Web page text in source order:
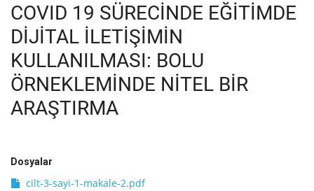
Anasayfa
Hakkımızda
Yayımcı/Dergi Kurulları
Indeksler
COVID 19 SÜRECİNDE EĞİTİMDE
DİJİTAL İLETİŞİMİN
KULLANILMASI: BOLU
ÖRNEKLEMİNDE NİTEL BİR
ARAŞTIRMA
Dosyalar
cilt-3-sayi-1-makale-2.pdf